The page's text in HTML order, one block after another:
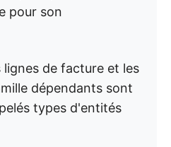
pour son
lignes de facture et les
dépendants sont
types d'entités